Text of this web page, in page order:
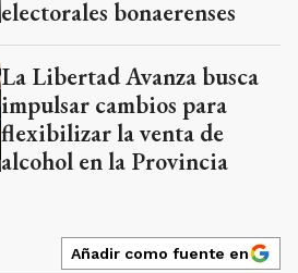
electorales bonaerenses
La Libertad Avanza busca
impulsar cambios para
flexibilizar la venta de
alcohol en la Provincia
Añadir como fuente en